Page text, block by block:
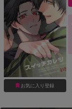
お気に入り登録